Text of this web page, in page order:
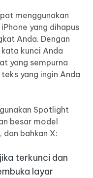
menggunakan
yang dihapus
Anda. Dengan
kunci Anda
yang sempurna
yang ingin Anda
Spotlight
besar model
dan bahkan X:
terkunci dan
layar